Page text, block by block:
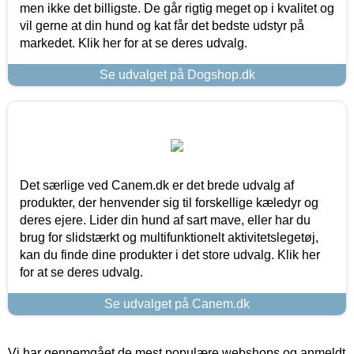
men ikke det billigste. De går rigtig meget op i kvalitet og
vil gerne at din hund og kat får det bedste udstyr på
markedet. Klik her for at se deres udvalg.
Se udvalget på Dogshop.dk
Det særlige ved Canem.dk er det brede udvalg af
produkter, der henvender sig til forskellige kæledyr og
deres ejere. Lider din hund af sart mave, eller har du
brug for slidstærkt og multifunktionelt aktivitetslegetøj,
kan du finde dine produkter i det store udvalg. Klik her
for at se deres udvalg.
Se udvalget på Canem.dk